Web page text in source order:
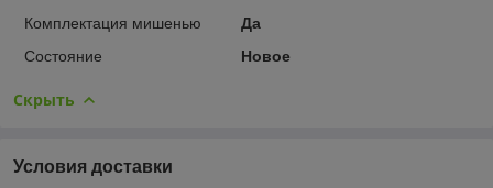
Комплектация мишенью
Да
Состояние
Новое
Скрыть
Условия доставки